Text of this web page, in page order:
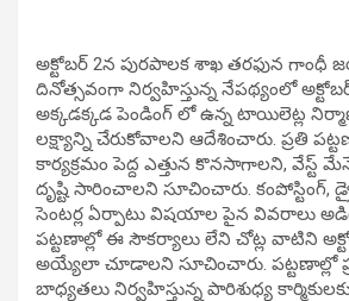
అక్టోబర్ 2న పురపాలక శాఖ తరఫున గాంధీ
దినోత్సవంగా నిర్వహిస్తున్న నేపథ్యంలో
అక్కడక్కడ పెండింగ్ లో ఉన్న టాయిలెట్ల
లక్ష్యాన్ని చేరుకోవాలని ఆదేశించారు. ప్రతి
కార్యక్రమం పెద్ద ఎత్తున కొనసాగాలని, వేస్ట్
దృష్టి సారించాలని సూచించారు. కంపోస్టింగ్,
సెంటర్ల ఏర్పాటు విషయాల పైన వివరాలు అడిగి
పట్టణాల్లో ఈ సౌకర్యాలు లేని చోట్ల వాటిని
అయ్యేలా చూడాలని సూచించారు. పట్టణాల్లో
బాధ్యతలు నిర్వహిస్తున్న పారిశుధ్య